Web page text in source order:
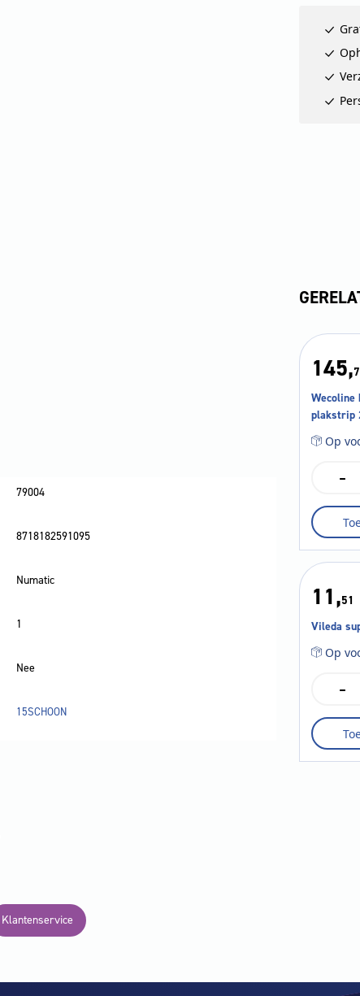
79004
8718182591095
Numatic
1
Nee
15SCHOON
145,
Wecoline
plakstrip
Op
-
Wecoline
zonder
25m.
aantal
11,51
Vileda
Op
-
Vileda
triangle
aantal
Klantenservice